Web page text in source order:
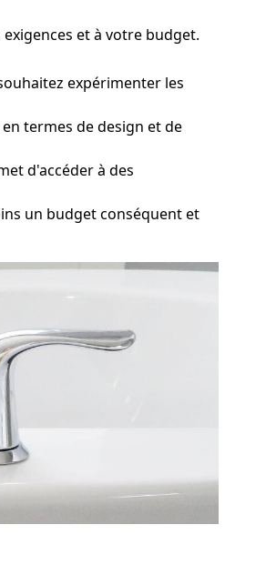
et à votre budget.
expérimenter les
termes de design et de
d'accéder à des
un budget conséquent et